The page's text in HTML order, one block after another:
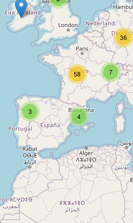
3
4
7
58
36